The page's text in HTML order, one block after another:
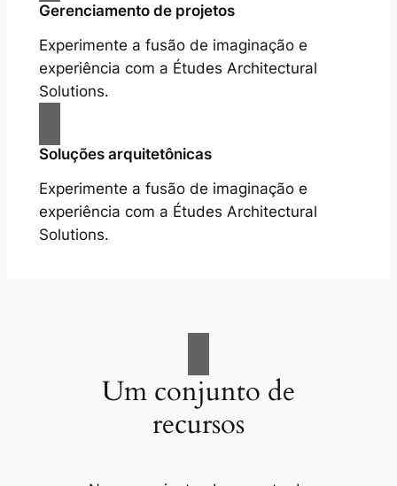
Gerenciamento de projetos
Experimente a fusão de imaginação e
experiência com a Études Architectural
Solutions.
Soluções arquitetônicas
Experimente a fusão de imaginação e
experiência com a Études Architectural
Solutions.
Um conjunto de
recursos